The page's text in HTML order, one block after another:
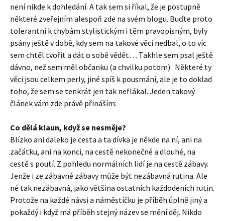
není nikde k dohledání. A tak sem si říkal, že je postupně
některé zveřejním alespoň zde na svém blogu. Buďte proto
tolerantní k chybám stylistickým i těm pravopisným, byly
psány ještě v době, kdy sem na takové věci nedbal, o to víc
sem chtěl tvořit a dát o sobě vědět… Takhle sem psal ještě
dávno, než sem měl občanku (a chvilku potom). Některé ty
věci jsou celkem perly, jiné spíš k pousmání, ale je to doklad
toho, že sem se tenkrát jen tak neflákal. Jeden takový
článek vám zde právě přináším:
Co dělá klaun, když se nesměje?
Blízko ani daleko je cesta a ta dívka je někde na ní, ani na
začátku, ani na konci, na cestě nekonečné a dlouhé, na
cestě s poutí. Z pohledu normálních lidí je na cestě zábavy.
Jenže i ze zábavné zábavy může být nezábavná rutina. Ale
né tak nezábavná, jako většina ostatních každodeních rutin.
Protože na každé návsi a náměstíčku je příběh úplně jiný a
pokaždý i když má příběh stejný název se mění děj. Nikdo